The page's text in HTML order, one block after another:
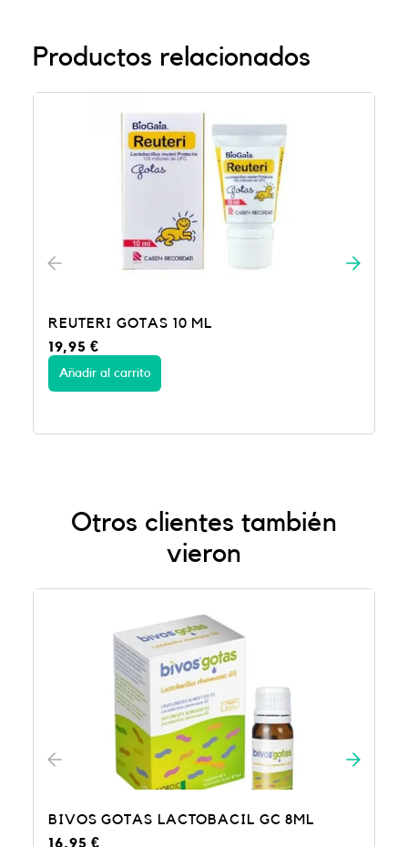
Productos relacionados
KALEIDON 120 10 SOBRES
14,95
Añadir al carrito
Otros clientes también
vieron
ENTERELLE PLUS 24CAP